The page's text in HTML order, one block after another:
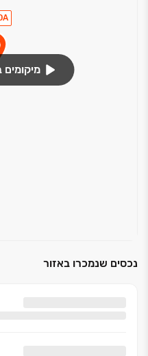
חדרי רחצה / כלים סניטריים
ארון אמבטיה + כיור
הרחצה (ללא שירותי
נכסים שנמכרו באזור